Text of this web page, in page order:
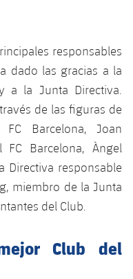
responsables
dado las gracias a la
a la Junta Directiva.
de las figuras de
FC Barcelona, Joan
FC Barcelona, Àngel
Directiva responsable
miembro de la Junta
del Club.
Club del